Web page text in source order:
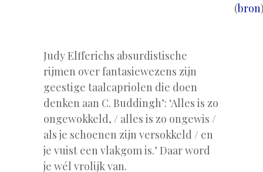
(bron
Judy Elfferichs absurdistische
rijmen over fantasiewezens zijn
geestige taalcapriolen die doen
denken aan C. Buddingh’: ‘Alles is zo
ongewokkeld, / alles is zo ongewis /
als je schoenen zijn versokkeld / en
je vuist een vlakgom is.’ Daar word
je wél vrolijk van.